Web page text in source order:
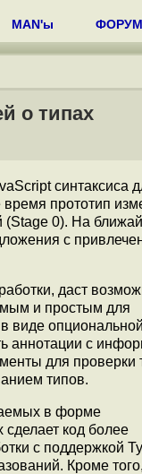
MAN'ы ФОРУМ
о типах
синтаксиса
прототип
(Stage 0). На
с
даст
и простым для
виде опциональной
аннотации с
для проверки
типов.
в форме
код более
с поддержкой
Кроме того,